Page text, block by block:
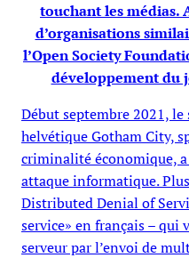
touchant les médias.
d’organisations
l’Open Society
développement du
Début septembre 2021,
helvétique Gotham City,
criminalité économique,
attaque informatique.
Distributed Denial of
service» en français – qui
serveur par l’envoi de